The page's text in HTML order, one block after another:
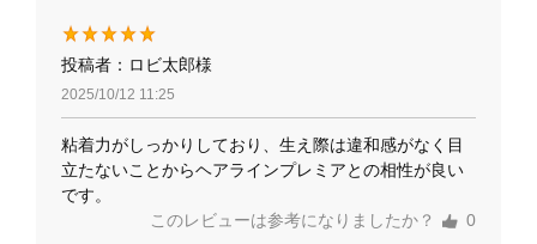
投稿者：ロビ太郎様
2025/10/12 11:25
粘着力がしっかりしており、生え際は違和感がなく目
立たないことからヘアラインプレミアとの相性が良い
です。
このレビューは参考になりましたか？
0